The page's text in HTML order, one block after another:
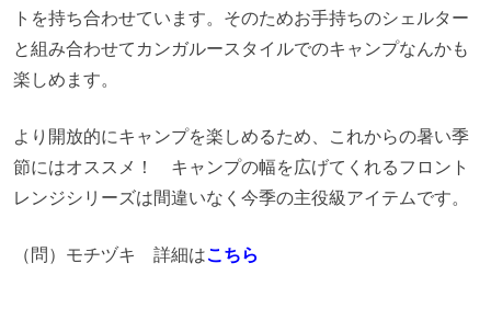
トを持ち合わせています。そのためお手持ちのシェルター
と組み合わせてカンガルースタイルでのキャンプなんかも
楽しめます。
より開放的にキャンプを楽しめるため、これからの暑い季
節にはオススメ！ キャンプの幅を広げてくれるフロント
レンジシリーズは間違いなく今季の主役級アイテムです。
（問）モチヅキ 詳細はこちら